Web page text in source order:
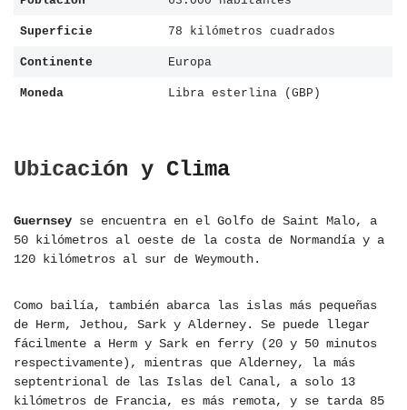
Superficie 78 kilómetros cuadrados
Continente Europa
Moneda Libra esterlina (GBP)
Ubicación y Clima
Guernsey se encuentra en el Golfo de Saint Malo, a
50 kilómetros al oeste de la costa de Normandía y a
120 kilómetros al sur de Weymouth.
Como bailía, también abarca las islas más pequeñas
de Herm, Jethou, Sark y Alderney. Se puede llegar
fácilmente a Herm y Sark en ferry (20 y 50 minutos
respectivamente), mientras que Alderney, la más
septentrional de las Islas del Canal, a solo 13
kilómetros de Francia, es más remota, y se tarda 85